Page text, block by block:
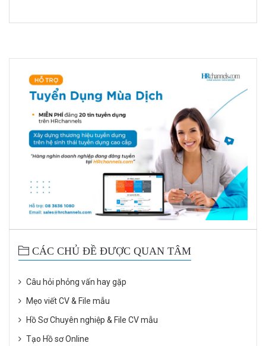
CÁC CHỦ ĐỀ ĐƯỢC QUAN TÂM
Câu hỏi phỏng vấn hay gặp
Mẹo viết CV & File mẫu
Hồ Sơ Chuyên nghiệp & File CV mẫu
Tạo Hồ sơ Online